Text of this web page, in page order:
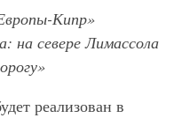
Кипр»
на севере Лимассола
реализован в